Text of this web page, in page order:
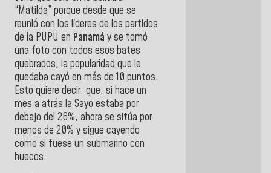
“Matilda” porque desde que se
reunió con los líderes de los partidos
de la PUPÚ en Panamá y se tomó
una foto con todos esos bates
quebrados, la popularidad que le
quedaba cayó en más de 10 puntos.
Esto quiere decir, que, si hace un
mes a atrás la Sayo estaba por
debajo del 26%, ahora se sitúa por
menos de 20% y sigue cayendo
como si fuese un submarino con
huecos.